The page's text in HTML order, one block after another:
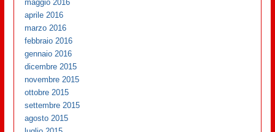
maggio 2016
aprile 2016
marzo 2016
febbraio 2016
gennaio 2016
dicembre 2015
novembre 2015
ottobre 2015
settembre 2015
agosto 2015